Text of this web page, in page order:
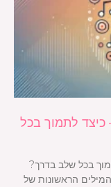
לתמוך בכל
בכל שלב בדרך?
הראשונות של